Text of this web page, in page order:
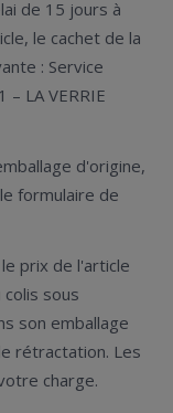
de 15 jours à
le cachet de la
: Service
– LA VERRIE
d'origine,
formulaire de
prix de l'article
sous
son emballage
rétractation. Les
charge.